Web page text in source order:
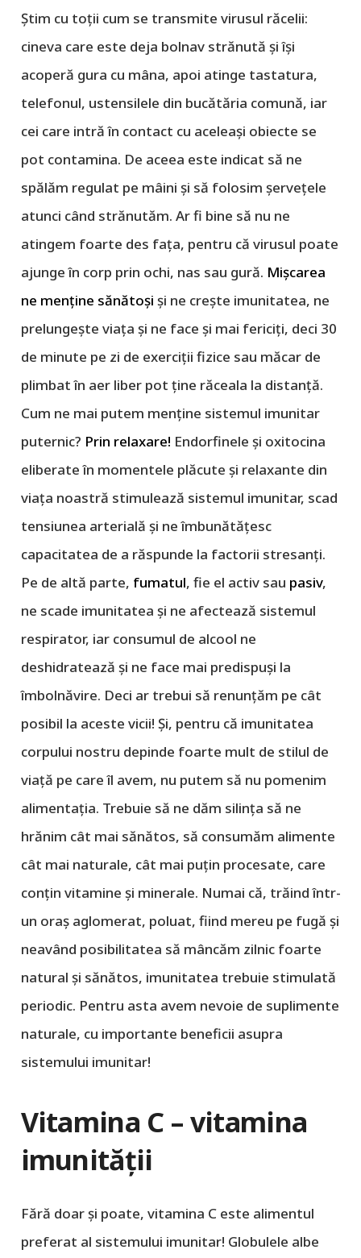
Știm cu toții cum se transmite virusul răcelii:
cineva care este deja bolnav strănută și își
acoperă gura cu mâna, apoi atinge tastatura,
telefonul, ustensilele din bucătăria comună, iar
cei care intră în contact cu aceleași obiecte se
pot contamina. De aceea este indicat să ne
spălăm regulat pe mâini și să folosim șervețele
atunci când strănutăm. Ar fi bine să nu ne
atingem foarte des fața, pentru că virusul poate
ajunge în corp prin ochi, nas sau gură. Mișcarea
ne menține sănătoși și ne crește imunitatea, ne
prelungește viața și ne face și mai fericiți, deci 30
de minute pe zi de exerciții fizice sau măcar de
plimbat în aer liber pot ține răceala la distanță.
Cum ne mai putem menține sistemul imunitar
puternic? Prin relaxare! Endorfinele și oxitocina
eliberate în momentele plăcute și relaxante din
viața noastră stimulează sistemul imunitar, scad
tensiunea arterială și ne îmbunătățesc
capacitatea de a răspunde la factorii stresanți.
Pe de altă parte, fumatul, fie el activ sau pasiv,
ne scade imunitatea și ne afectează sistemul
respirator, iar consumul de alcool ne
deshidratează și ne face mai predispuși la
îmbolnăvire. Deci ar trebui să renunțăm pe cât
posibil la aceste vicii! Și, pentru că imunitatea
corpului nostru depinde foarte mult de stilul de
viață pe care îl avem, nu putem să nu pomenim
alimentația. Trebuie să ne dăm silința să ne
hrănim cât mai sănătos, să consumăm alimente
cât mai naturale, cât mai puțin procesate, care
conțin vitamine și minerale. Numai că, trăind într-
un oraș aglomerat, poluat, fiind mereu pe fugă și
neavând posibilitatea să mâncăm zilnic foarte
natural și sănătos, imunitatea trebuie stimulată
periodic. Pentru asta avem nevoie de suplimente
naturale, cu importante beneficii asupra
sistemului imunitar!
Vitamina C – vitamina
imunității
Fără doar și poate, vitamina C este alimentul
preferat al sistemului imunitar! Globulele albe